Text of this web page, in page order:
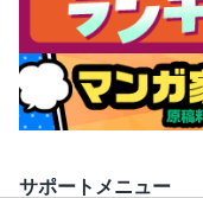
サポートメニュー